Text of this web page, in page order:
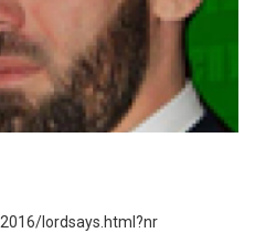
lordsays.html?nr